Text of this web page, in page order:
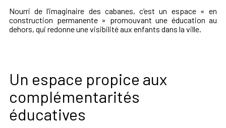
Nourri de l’imaginaire des cabanes, c’est un espace « en
construction permanente » promouvant une éducation au
dehors, qui redonne une visibilité aux enfants dans la ville.
Un espace propice aux
complémentarités
éducatives